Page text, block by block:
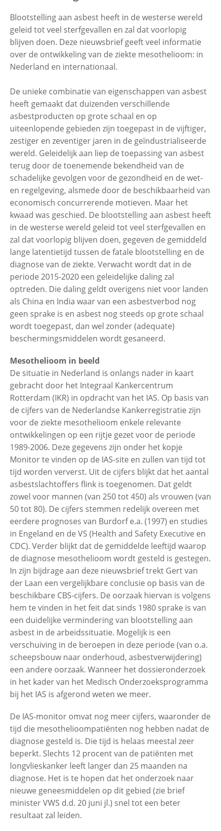
Contactgegevens
Zoeken
Blootstelling aan asbest heeft in de westerse wereld
geleid tot veel sterfgevallen en zal dat voorlopig
blijven doen. Deze nieuwsbrief geeft veel informatie
over de ontwikkeling van de ziekte mesothelioom: in
Nederland en internationaal.
De unieke combinatie van eigenschappen van asbest
heeft gemaakt dat duizenden verschillende
asbestproducten op grote schaal en op
uiteenlopende gebieden zijn toegepast in de vijftiger,
zestiger en zeventiger jaren in de geïndustrialiseerde
wereld. Geleidelijk aan liep de toepassing van asbest
terug door de toenemende bekendheid van de
schadelijke gevolgen voor de gezondheid en de wet-
en regelgeving, alsmede door de beschikbaarheid van
economisch concurrerende motieven. Maar het
kwaad was geschied. De blootstelling aan asbest heeft
in de westerse wereld geleid tot veel sterfgevallen en
zal dat voorlopig blijven doen, gegeven de gemiddeld
lange latentietijd tussen de fatale blootstelling en de
diagnose van de ziekte. Verwacht wordt dat in de
periode 2015-2020 een geleidelijke daling zal
optreden. Die daling geldt overigens niet voor landen
als China en India waar van een asbestverbod nog
geen sprake is en asbest nog steeds op grote schaal
wordt toegepast, dan wel zonder (adequate)
beschermingsmiddelen wordt gesaneerd.
Mesothelioom in beeld
De situatie in Nederland is onlangs nader in kaart
gebracht door het Integraal Kankercentrum
Rotterdam (IKR) in opdracht van het IAS. Op basis van
de cijfers van de Nederlandse Kankerregistratie zijn
voor de ziekte mesothelioom enkele relevante
ontwikkelingen op een rijtje gezet voor de periode
1989-2006. Deze gegevens zijn onder het kopje
Monitor te vinden op de IAS-site en zullen van tijd tot
tijd worden ververst. Uit de cijfers blijkt dat het aantal
asbestslachtoffers flink is toegenomen. Dat geldt
zowel voor mannen (van 250 tot 450) als vrouwen (van
50 tot 80). De cijfers stemmen redelijk overeen met
eerdere prognoses van Burdorf e.a. (1997) en studies
in Engeland en de VS (Health and Safety Executive en
CDC). Verder blijkt dat de gemiddelde leeftijd waarop
de diagnose mesothelioom wordt gesteld is gestegen.
In zijn bijdrage aan deze nieuwsbrief trekt Gert van
der Laan een vergelijkbare conclusie op basis van de
beschikbare CBS-cijfers. De oorzaak hiervan is volgens
hem te vinden in het feit dat sinds 1980 sprake is van
een duidelijke vermindering van blootstelling aan
asbest in de arbeidssituatie. Mogelijk is een
verschuiving in de beroepen in deze periode (van o.a.
scheepsbouw naar onderhoud, asbestverwijdering)
een andere oorzaak. Wanneer het dossieronderzoek
in het kader van het Medisch Onderzoeksprogramma
bij het IAS is afgerond weten we meer.
De IAS-monitor omvat nog meer cijfers, waaronder de
tijd die mesothelioompatiënten nog hebben nadat de
diagnose gesteld is. Die tijd is helaas meestal zeer
beperkt. Slechts 12 procent van de patiënten met
longvlieskanker leeft langer dan 25 maanden na
diagnose. Het is te hopen dat het onderzoek naar
nieuwe geneesmiddelen op dit gebied (zie brief
minister VWS d.d. 20 juni jl.) snel tot een beter
resultaat zal leiden.